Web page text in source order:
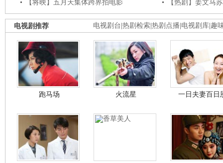
【将映】五月天集体跨界拍电影
【热剧】姜文马
电视剧台 热剧检索 热剧点播 电视剧库 趣
电视剧推荐
跑马场 火流星 一日夫妻百日